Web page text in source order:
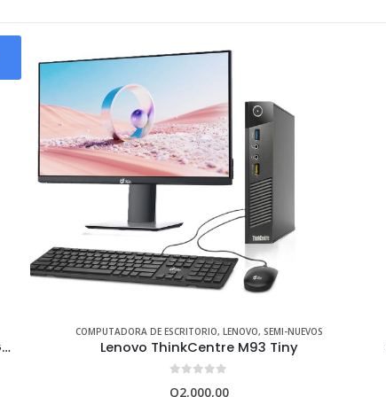
DELL,LAPTOPS,SEMI-NUEVOS
Dell Latitude 5420 i5 11va Gen. 8GB RAM 256GB SSD
Q3.450,00